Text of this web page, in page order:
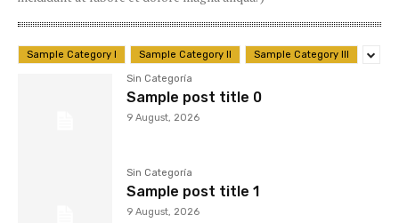
Sample Category I Sample Category II Sample Category III
Sin Categoría
Sample post title 0
9 August, 2026
Sin Categoría
Sample post title 1
9 August, 2026